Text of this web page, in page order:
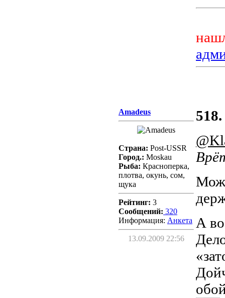
Amadeus
Страна: Post-USSR
Город.: Moskau
Рыба: Красноперка,
плотва, окунь, сом,
щука
Рейтинг: 3
Сообщений: 320
Информация: Aнкета
13.09.2009 22:56
518.
А